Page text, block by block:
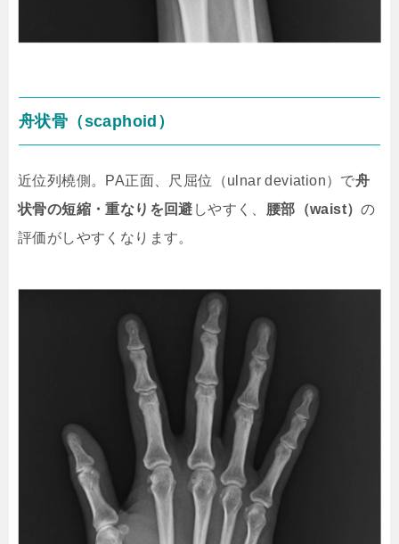
舟状骨（scaphoid）
近位列橈側。PA正面、尺屈位（ulnar deviation）で舟
状骨の短縮・重なりを回避 しやすく、 腰部（waist）の
評価がしやすくなります。